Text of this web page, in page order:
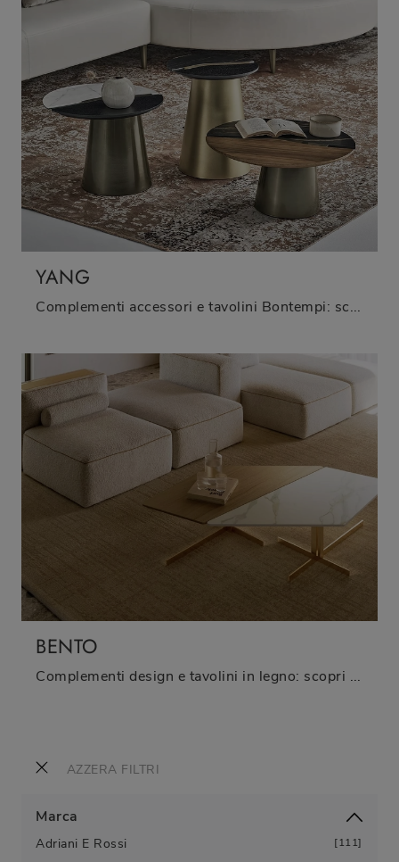
AZZERA FILTRI
Marca
Adriani E Rossi 111
YANG
Complementi accessori e tavolini Bontempi: scopri come impreziosire i tuoi locali design con il modello Yang.
BENTO
Complementi design e tavolini in legno: scopri di più sul modello Bento di Bontempi e potrai impreziosire i tuoi spazi.